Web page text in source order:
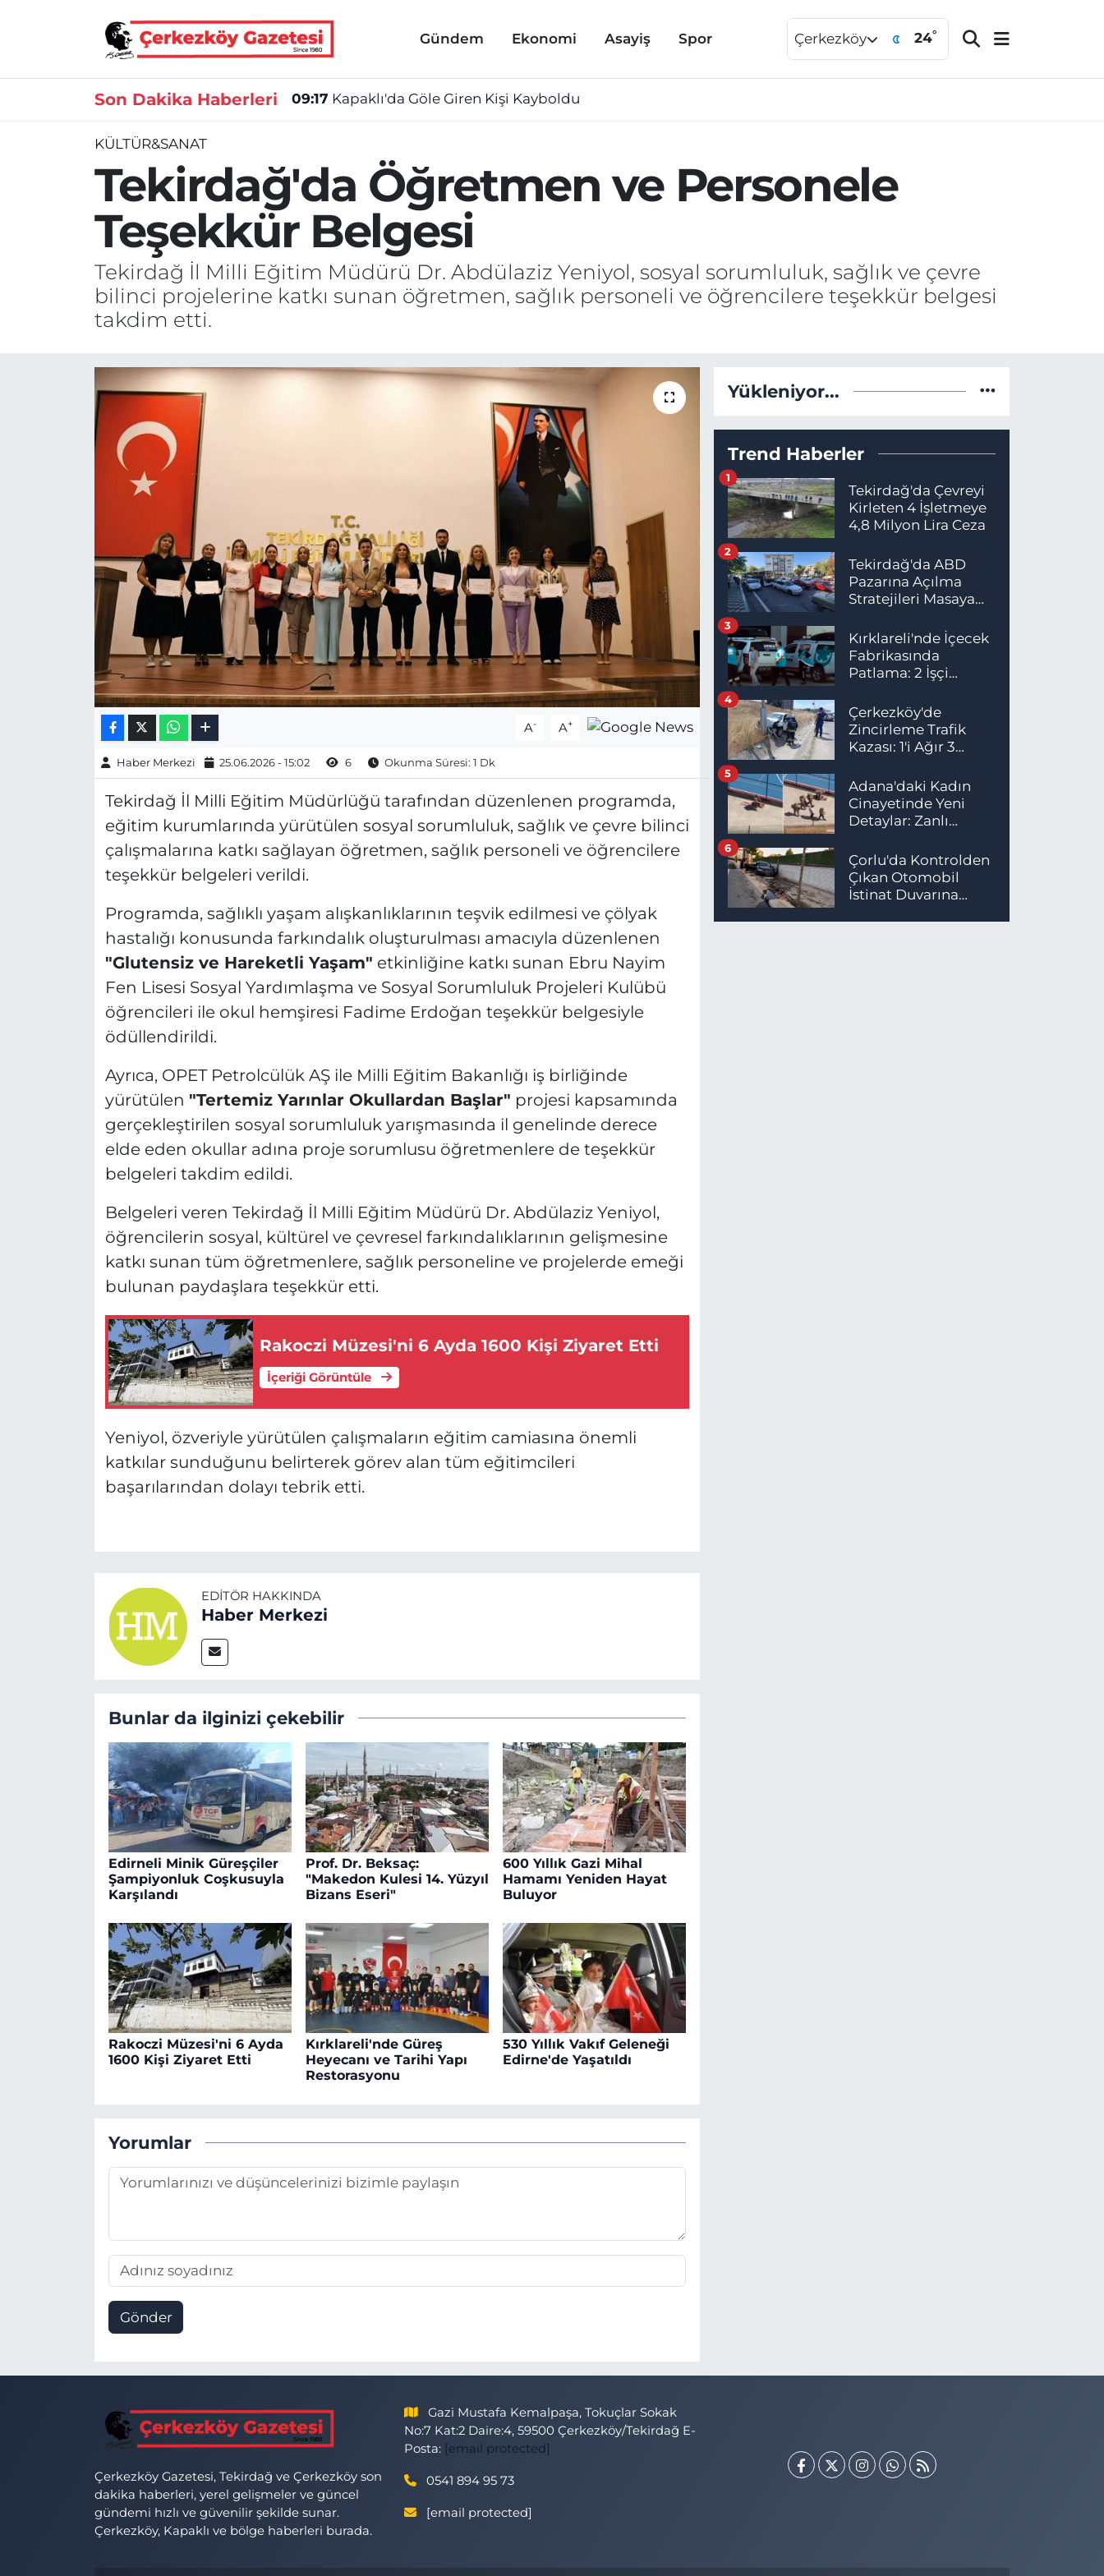
Gündem Ekonomi Asayiş Spor Çerkezköy 24°
Son Dakika Haberleri 09:17 Kapaklı'da Göle Giren Kişi Kayboldu
KÜLTÜR&SANAT
Tekirdağ'da Öğretmen ve Personele
Teşekkür Belgesi
Tekirdağ İl Milli Eğitim Müdürü Dr. Abdülaziz Yeniyol, sosyal sorumluluk, sağlık ve çevre
bilinci projelerine katkı sunan öğretmen, sağlık personeli ve öğrencilere teşekkür belgesi
takdim etti.
A- A+
Haber Merkezi 25.06.2026 - 15:02 6 Okunma Süresi: 1 Dk
Tekirdağ İl Milli Eğitim Müdürlüğü tarafından düzenlenen programda,
eğitim kurumlarında yürütülen sosyal sorumluluk, sağlık ve çevre bilinci
çalışmalarına katkı sağlayan öğretmen, sağlık personeli ve öğrencilere
teşekkür belgeleri verildi.
Programda, sağlıklı yaşam alışkanlıklarının teşvik edilmesi ve çölyak
hastalığı konusunda farkındalık oluşturulması amacıyla düzenlenen
"Glutensiz ve Hareketli Yaşam" etkinliğine katkı sunan Ebru Nayim
Fen Lisesi Sosyal Yardımlaşma ve Sosyal Sorumluluk Projeleri Kulübü
öğrencileri ile okul hemşiresi Fadime Erdoğan teşekkür belgesiyle
ödüllendirildi.
Ayrıca, OPET Petrolcülük AŞ ile Milli Eğitim Bakanlığı iş birliğinde
yürütülen "Tertemiz Yarınlar Okullardan Başlar" projesi kapsamında
gerçekleştirilen sosyal sorumluluk yarışmasında il genelinde derece
elde eden okullar adına proje sorumlusu öğretmenlere de teşekkür
belgeleri takdim edildi.
Belgeleri veren Tekirdağ İl Milli Eğitim Müdürü Dr. Abdülaziz Yeniyol,
öğrencilerin sosyal, kültürel ve çevresel farkındalıklarının gelişmesine
katkı sunan tüm öğretmenlere, sağlık personeline ve projelerde emeği
bulunan paydaşlara teşekkür etti.
Rakoczi Müzesi'ni 6 Ayda 1600 Kişi Ziyaret Etti
İçeriği Görüntüle
Yeniyol, özveriyle yürütülen çalışmaların eğitim camiasına önemli
katkılar sunduğunu belirterek görev alan tüm eğitimcileri
başarılarından dolayı tebrik etti.
EDITÖR HAKKINDA
Haber Merkezi
Bunlar da ilginizi çekebilir
Edirneli Minik Güreşçiler
Şampiyonluk Coşkusuyla
Karşılandı
Prof. Dr. Beksaç:
"Makedon Kulesi 14. Yüzyıl
Bizans Eseri"
600 Yıllık Gazi Mihal
Hamamı Yeniden Hayat
Buluyor
Rakoczi Müzesi'ni 6 Ayda
1600 Kişi Ziyaret Etti
Kırklareli'nde Güreş
Heyecanı ve Tarihi Yapı
Restorasyonu
530 Yıllık Vakıf Geleneği
Edirne'de Yaşatıldı
Yorumlar
Gönder
Yükleniyor...
Trend Haberler
Tekirdağ'da Çevreyi
Kirleten 4 İşletmeye
4,8 Milyon Lira Ceza
1
Tekirdağ'da ABD
Pazarına Açılma
Stratejileri Masaya
2
Kırklareli'nde İçecek
Fabrikasında
Patlama: 2 İşçi
3
Çerkezköy'de
Zincirleme Trafik
Kazası: 1'i Ağır 3
4
Adana'daki Kadın
Cinayetinde Yeni
Detaylar: Zanlı
Yakalandı
5
Çorlu'da Kontrolden
Çıkan Otomobil
İstinat Duvarına
6
Çerkezköy Gazetesi, Tekirdağ ve Çerkezköy son
dakika haberleri, yerel gelişmeler ve güncel
gündemi hızlı ve güvenilir şekilde sunar.
Çerkezköy, Kapaklı ve bölge haberleri burada.
Gazi Mustafa Kemalpaşa, Tokuçlar Sokak
No:7 Kat:2 Daire:4, 59500 Çerkezköy/Tekirdağ E-
Posta: [email protected]
0541 894 95 73
[email protected]
Ekonomi
Gündem
Kültür&Sanat
SAĞLIK
Gizlilik Sözleşmesi
İletişim
Yayın İlkeleri
Tekirdağ Nöbetçi Eczaneler
Tekirdağ Hava Durumu
Tekirdağ Namaz Vakitleri
Tekirdağ Trafik Yoğunluk Haritası
Süper Lig Puan Durumu ve Fikstür
Tüm Manşetler
Son Dakika Haberleri